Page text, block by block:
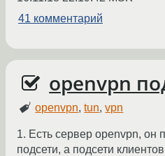
41 комментарий
openvpn
openvpn,tun,vpn
1. Есть сервер openvpn, он
подсети, а подсети